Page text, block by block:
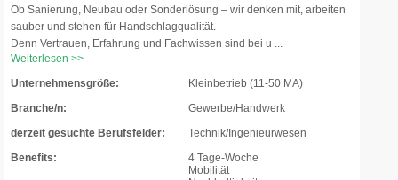
Ob Sanierung, Neubau oder Sonderlösung – wir denken mit, arbeiten
sauber und stehen für Handschlagqualität.
Denn Vertrauen, Erfahrung und Fachwissen sind bei u ...
Weiterlesen >>
Unternehmensgröße:
Kleinbetrieb (11-50 MA)
Branche/n:
Gewerbe/Handwerk
derzeit gesuchte Berufsfelder:
Technik/Ingenieurwesen
Benefits:
4 Tage-Woche
Mobilität